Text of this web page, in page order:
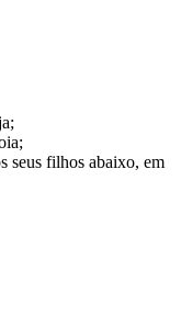
seus filhos abaixo, em